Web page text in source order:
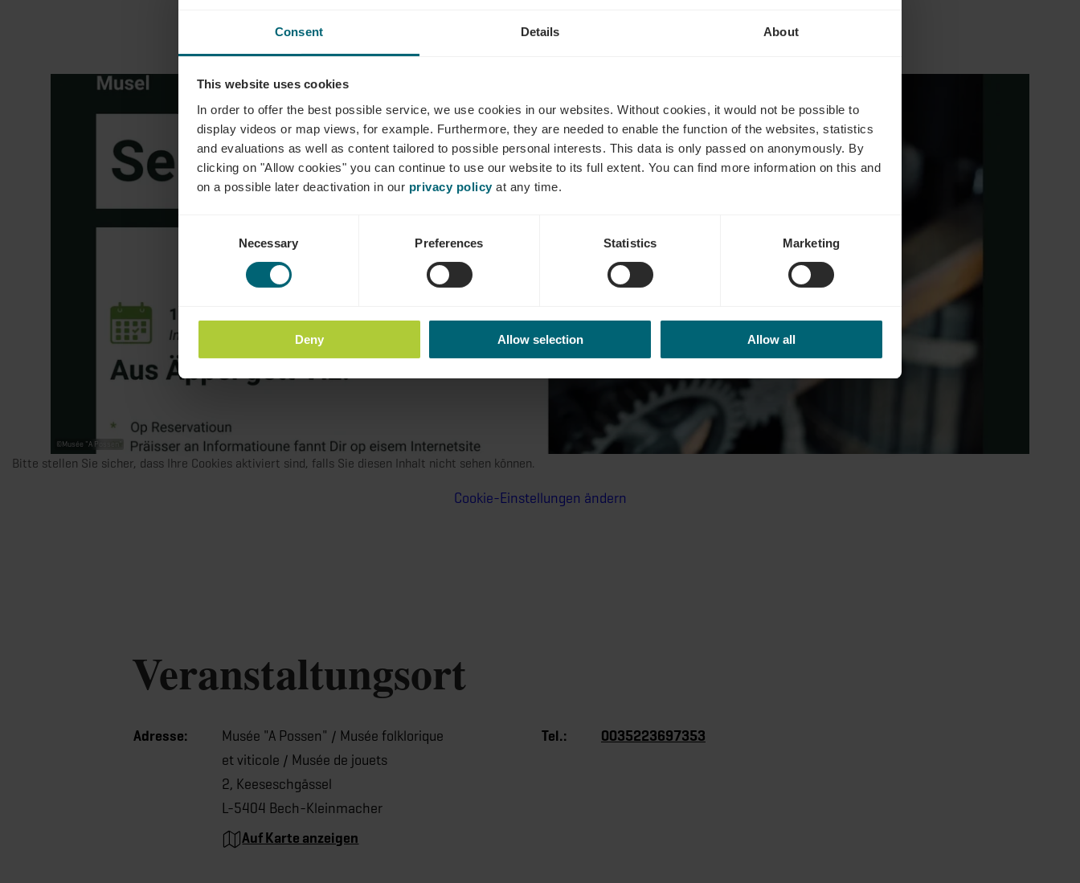
Consent Details About
This website uses cookies
In order to offer the best possible service, we use cookies in our websites. Without cookies, it would not be possible to
display videos or map views, for example. Furthermore, they are needed to enable the function of the websites, statistics
and evaluations as well as content tailored to possible personal interests. This data is only passed on anonymously. By
clicking on "Allow cookies" you can continue to use our website to its full extent. You can find more information on this and
on a possible later deactivation in our privacy policy at any time.
Necessary Preferences Statistics Marketing
Deny Allow selection Allow all
©Musée "A Possen"
Bitte stellen Sie sicher, dass Ihre Cookies aktiviert sind, falls Sie diesen Inhalt nicht sehen können.
Cookie-Einstellungen ändern
Veranstaltungsort
Adresse:
Musée "A Possen" / Musée folklorique
et viticole / Musée de jouets
2, Keeseschgässel
L-5404 Bech-Kleinmacher
Auf Karte anzeigen
Tel.: 0035223697353